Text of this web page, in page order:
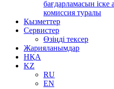
бағдарламасын іске
комиссия туралы
Қызметтер
Сервистер
Өзіңді тексер
Жарияланымдар
НҚА
KZ
RU
EN